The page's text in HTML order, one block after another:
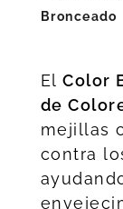
Bronceado
ElColor
de
mejillas
contra